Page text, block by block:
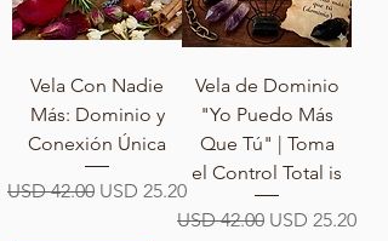
Vela Con Nadie
Más: Dominio y
Conexión Única
Precio
USD 42.00 Precio de oferta
USD 25.20
Vela de Dominio
"Yo Puedo Más
Que Tú" | Toma
el Control Total is
Precio
USD 42.00 Precio de
USD 25.20